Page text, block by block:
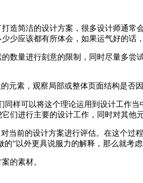
造简洁的设计方案，很多设计师通
应该都有所体会，如果运气好的话
数量进行刻意的限制，同时尽量多
素，观察局部或整体页面结构是否
同样可以将这个理论运用到设计工作
们进行主要的设计工作，同时对其他
前的设计方案进行评估。在这个过
”以外更具说服力的解释，那么就考
的素材。